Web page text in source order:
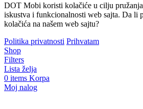
DOT Mobi koristi kolačiće u cilju
iskustva i funkcionalnosti web sajta. Da li
kolačića na našem web sajtu?
Politika privatnosti Prihvatam
Shop
Filters
Lista želja
0 items Korpa
Moj nalog